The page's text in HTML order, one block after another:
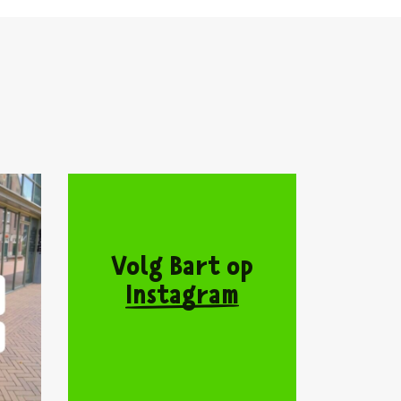
Volg Bart op
Instagram